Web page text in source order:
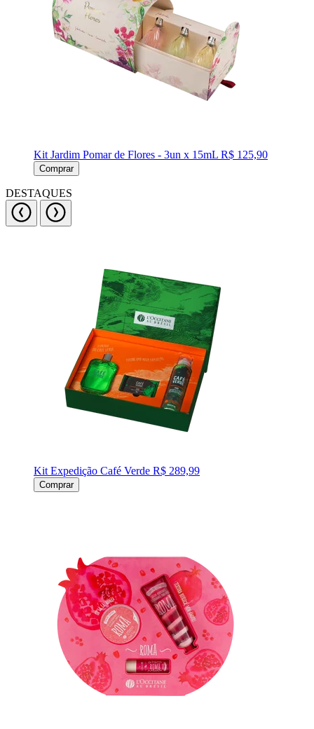
Kit Jardim Pomar de Flores - 3un x 15mL R$ 125,90
Comprar
DESTAQUES
Kit Expedição Café Verde R$ 289,99
Comprar